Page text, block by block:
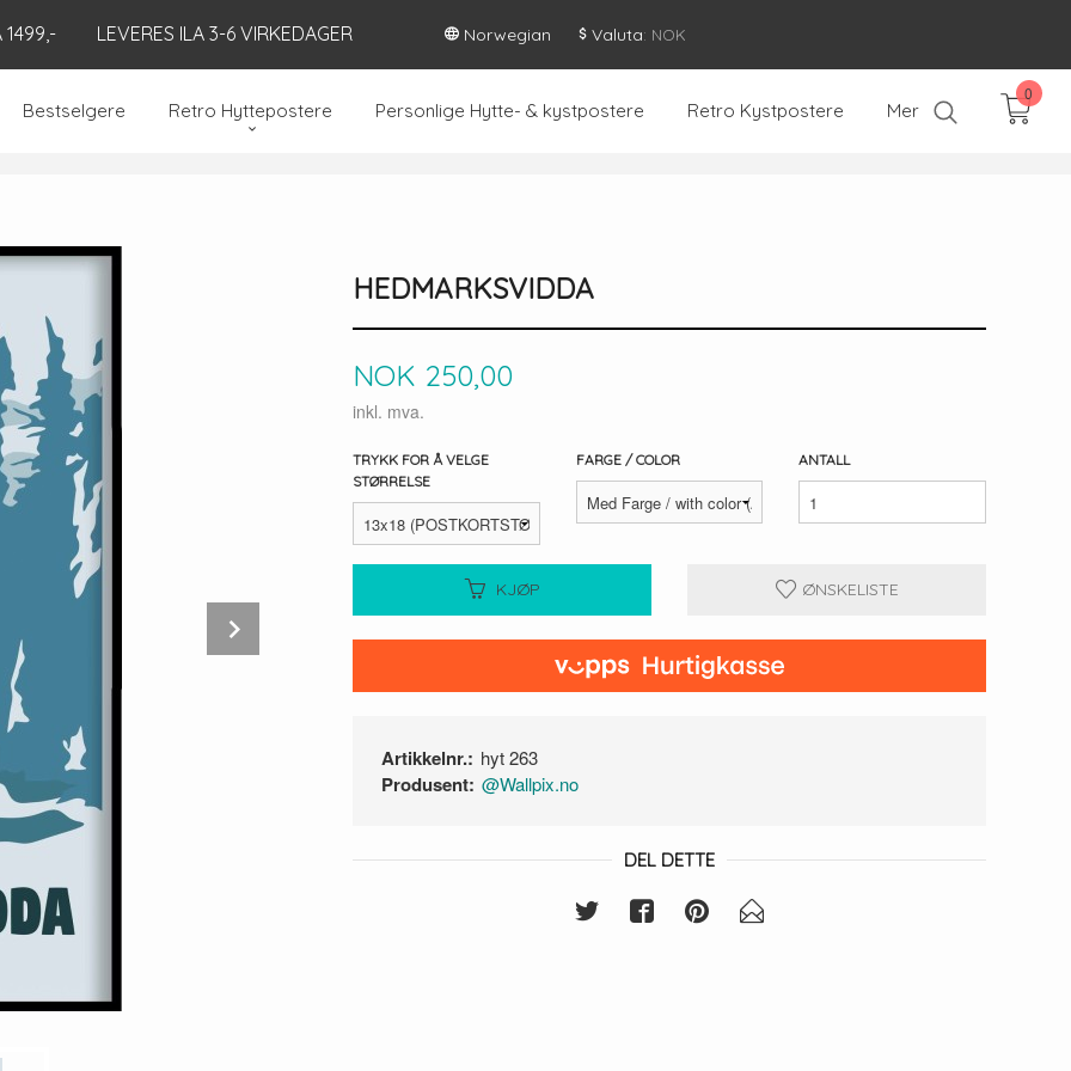
1499,- LEVERES ILA 3-6 VIRKEDAGER Norwegian Valuta: NOK
Bestselgere Retro Hyttepostere Personlige Hytte- & kystpostere Retro Kystpostere Mer
0
HEDMARKSVIDDA
Pris
NOK 250,00
inkl. mva.
TRYKK FOR Å VELGE
STØRRELSE
FARGE / COLOR ANTALL
KJØP ØNSKELISTE
Artikkelnr.: hyt 263
Produsent: @Wallpix.no
DEL DETTE